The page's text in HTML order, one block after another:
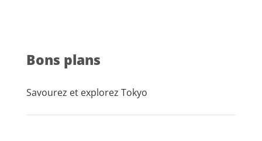
Bons plans
Savourez et explorez Tokyo